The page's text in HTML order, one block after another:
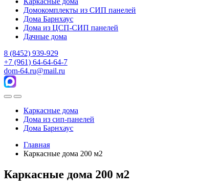
Домокомплекты из СИП панелей
Дома Барнхаус
Дома из ЦСП-СИП панелей
Дачные дома
8 (8452) 939-929
+7 (961) 64-64-64-7
dom-64.ru@mail.ru
Каркасные дома
Дома из сип-панелей
Дома Барнхаус
Главная
Каркасные дома 200 м2
Каркасные дома 200 м2